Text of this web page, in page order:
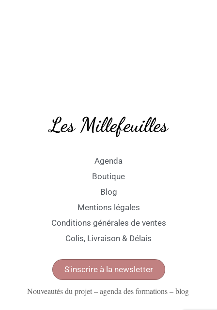
Les Millefeuilles
Agenda
Boutique
Blog
Mentions légales
Conditions générales de ventes
Colis, Livraison & Délais
S'inscrire à la newsletter
Nouveautés du projet – agenda des formations – blog